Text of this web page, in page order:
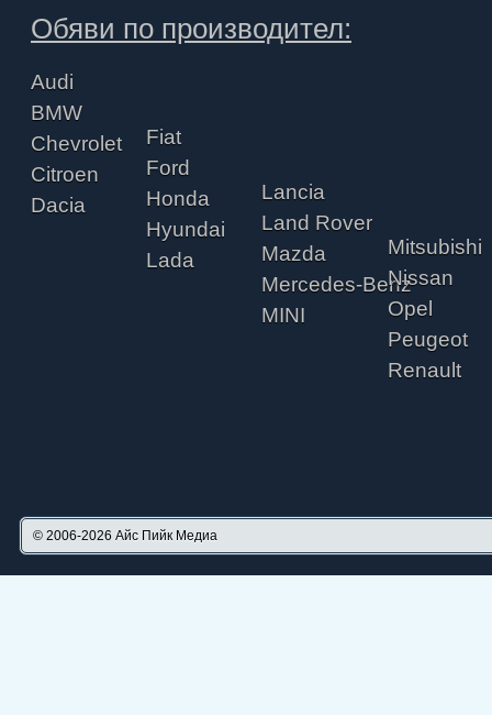
Обяви по производител:
Audi
BMW
Chevrolet
Citroen
Dacia
Fiat
Ford
Honda
Hyundai
Lada
Lancia
Land Rover
Mazda
Mercedes-Benz
MINI
Mitsubishi
Nissan
Opel
Peugeot
Renault
© 2006-2026 Айс Пийк Медиа